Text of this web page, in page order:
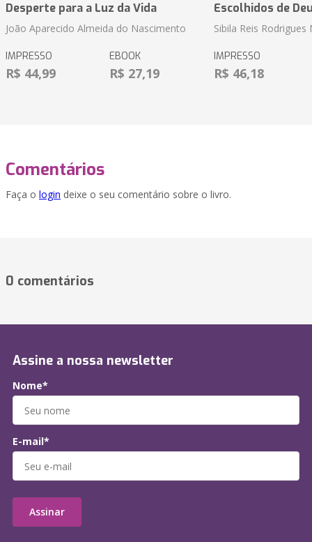
Desperte para a Luz da Vida
João Aparecido Almeida do Nascimento
IMPRESSO
R$ 44,99
EBOOK
R$ 27,19
Escolhidos de
Sibila Reis
IMPRESSO
R$ 46,18
Comentários
Faça o login deixe o seu comentário sobre o livro.
0 comentários
Assine a nossa newsletter
Nome*
E-mail*
Assinar